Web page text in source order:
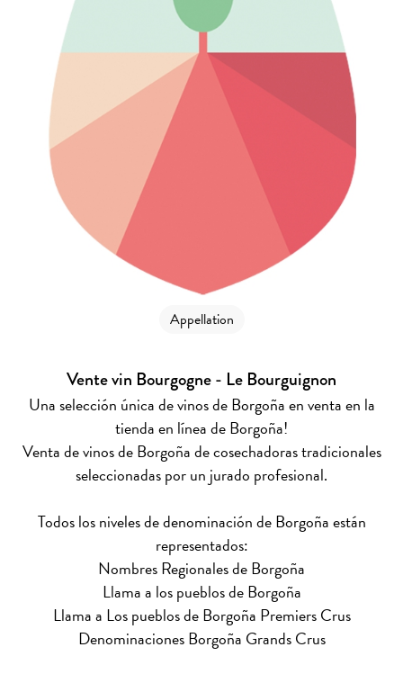
Appellation
Vente vin Bourgogne - Le Bourguignon
Una selección única de vinos de Borgoña en venta en la
tienda en línea de Borgoña!
Venta de vinos de Borgoña de cosechadoras tradicionales
seleccionadas por un jurado profesional.
Todos los niveles de denominación de Borgoña están
representados:
Nombres Regionales de Borgoña
Llama a los pueblos de Borgoña
Llama a Los pueblos de Borgoña Premiers Crus
Denominaciones Borgoña Grands Crus